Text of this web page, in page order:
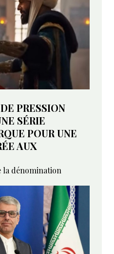
PRESSION
SÉRIE
POUR UNE
AUX
la dénomination